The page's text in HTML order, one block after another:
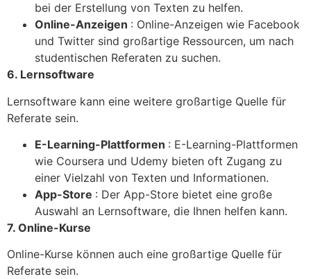
bei der Erstellung von Texten zu helfen.
Online-Anzeigen : Online-Anzeigen wie Facebook
und Twitter sind großartige Ressourcen, um nach
studentischen Referaten zu suchen.
6. Lernsoftware
Lernsoftware kann eine weitere großartige Quelle für
Referate sein.
E-Learning-Plattformen : E-Learning-Plattformen
wie Coursera und Udemy bieten oft Zugang zu
einer Vielzahl von Texten und Informationen.
App-Store : Der App-Store bietet eine große
Auswahl an Lernsoftware, die Ihnen helfen kann.
7. Online-Kurse
Online-Kurse können auch eine großartige Quelle für
Referate sein.